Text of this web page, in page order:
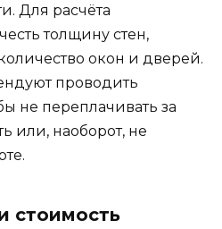
Для расчёта
толщину стен,
окон и дверей.
проводить
не переплачивать за
или, наоборот, не
стоимость